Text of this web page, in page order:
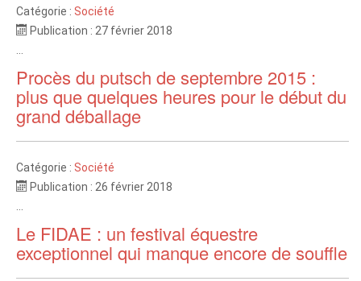
Catégorie : Société
Publication : 27 février 2018
Procès du putsch de septembre 2015 :
plus que quelques heures pour le début du
grand déballage
Catégorie : Société
Publication : 26 février 2018
Le FIDAE : un festival équestre
exceptionnel qui manque encore de souffle